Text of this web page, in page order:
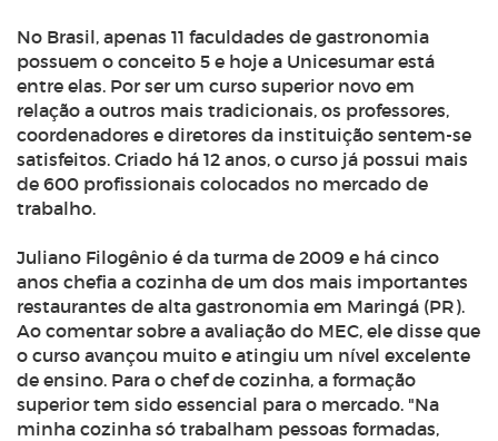
No Brasil, apenas 11 faculdades de gastronomia
possuem o conceito 5 e hoje a Unicesumar está
entre elas. Por ser um curso superior novo em
relação a outros mais tradicionais, os professores,
coordenadores e diretores da instituição sentem-se
satisfeitos. Criado há 12 anos, o curso já possui mais
de 600 profissionais colocados no mercado de
trabalho.
Juliano Filogênio é da turma de 2009 e há cinco
anos chefia a cozinha de um dos mais importantes
restaurantes de alta gastronomia em Maringá (PR).
Ao comentar sobre a avaliação do MEC, ele disse que
o curso avançou muito e atingiu um nível excelente
de ensino. Para o chef de cozinha, a formação
superior tem sido essencial para o mercado. "Na
minha cozinha só trabalham pessoas formadas,